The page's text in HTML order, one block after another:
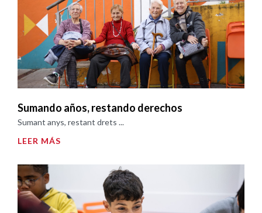
Sumando años, restando derechos
Sumant anys, restant drets ...
LEER MÁS